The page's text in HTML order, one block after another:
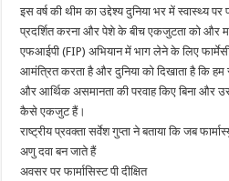
इस वर्ष की थीम का उद्देश्य दुनिया भर में स्वास्थ्य
प्रदर्शित करना और पेशे के बीच एकजुटता को और
एफआईपी (FIP) अभियान में भाग लेने के लिए
आमंत्रित करता है और दुनिया को दिखाता है कि हम
और आर्थिक असमानता की परवाह किए बिना और
कैसे एकजुट हैं।
राष्ट्रीय प्रवक्ता सर्वेश गुप्ता ने बताया कि जब
अणु दवा बन जाते हैं
अवसर पर फार्मासिस्ट पी दीक्षित